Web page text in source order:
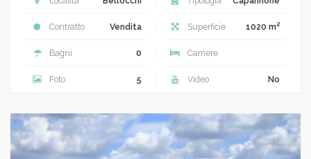
Contratto Vendita Superficie 1020 m2
Bagni 0 Camere
Foto 5 Video No